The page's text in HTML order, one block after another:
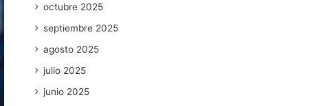
octubre 2025
septiembre 2025
agosto 2025
julio 2025
junio 2025